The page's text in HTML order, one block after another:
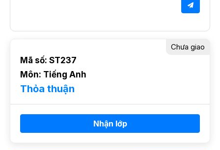
Mã số: ST237
Môn: Tiếng Anh
Thỏa thuận
Chưa giao
Nhận lớp